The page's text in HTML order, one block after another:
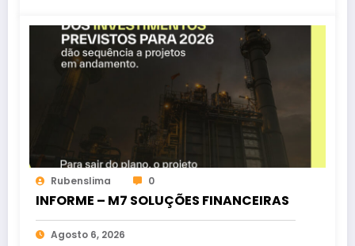
Rubenslima 0
INFORME – M7 SOLUÇÕES FINANCEIRAS
Agosto 6, 2026